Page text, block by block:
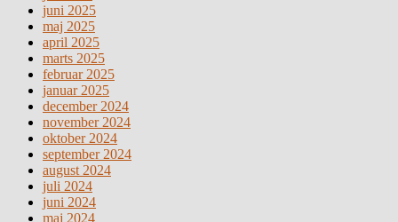
juni 2025
maj 2025
april 2025
marts 2025
februar 2025
januar 2025
december 2024
november 2024
oktober 2024
september 2024
august 2024
juli 2024
juni 2024
maj 2024